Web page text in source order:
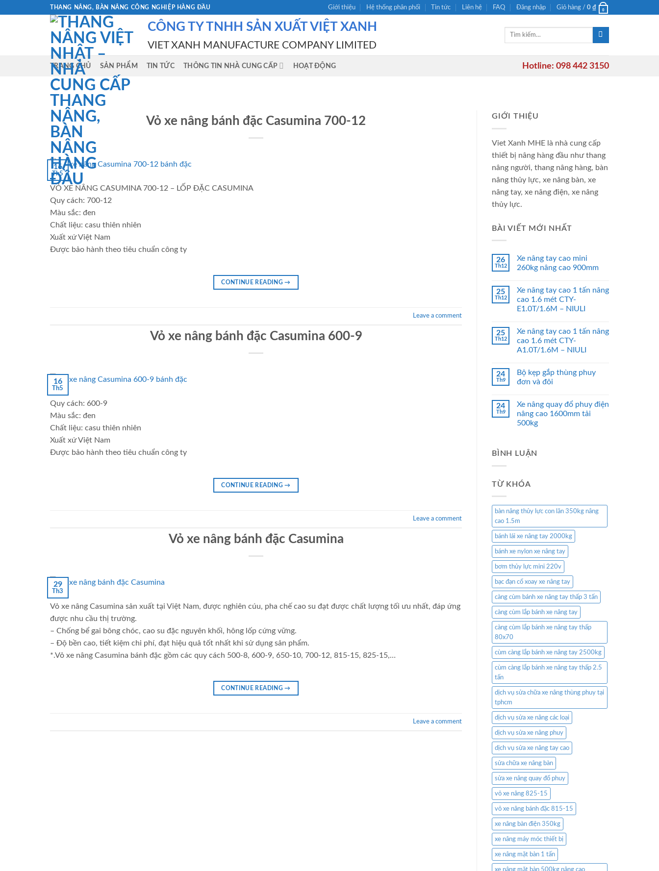
THANG NÂNG, BÀN NÂNG CÔNG NGHIỆP HÀNG ĐẦU Giới thiệu Hệ thống phân phối Tin tức Liên hệ FAQ Đăng nhập Giỏ hàng / 0 ₫ 0
CÔNG TY TNHH SẢN XUẤT VIỆT XANH
VIET XANH MANUFACTURE COMPANY LIMITED
Tìm
TRANG CHỦ SẢN PHẨM TIN TỨC THÔNG TIN NHÀ CUNG CẤP HOẠT ĐỘNG Hotline: 098 442 3150
Vỏ xe nâng bánh đặc Casumina 700-12
16
Th5
VỎ XE NÂNG CASUMINA 700-12 – LỐP ĐẶC CASUMINA
Quy cách: 700-12
Màu sắc: đen
Chất liệu: casu thiên nhiên
Xuất xứ Việt Nam
Được bảo hành theo tiêu chuẩn công ty
CONTINUE READING→
Leave a comment
Vỏ xe nâng bánh đặc Casumina 600-9
16
Th5
Quy cách: 600-9
Màu sắc: đen
Chất liệu: casu thiên nhiên
Xuất xứ Việt Nam
Được bảo hành theo tiêu chuẩn công ty
CONTINUE READING→
Leave a comment
Vỏ xe nâng bánh đặc Casumina
29
Th3
Vỏ xe nâng Casumina sản xuất tại Việt Nam, được nghiên cúu, pha chế cao su đạt được chất lượng tối ưu nhất, đáp ứng
được nhu cầu thị trường.
– Chống bể gai bông chóc, cao su đặc nguyên khối, hông lốp cứng vững.
– Độ bền cao, tiết kiệm chi phí, đạt hiệu quả tốt nhất khi sử dụng sản phẩm.
*.Vỏ xe nâng Casumina bánh đặc gồm các quy cách 500-8, 600-9, 650-10, 700-12, 815-15, 825-15,…
CONTINUE READING→
Leave a comment
GIỚI THIỆU
Viet Xanh MHE là nhà cung cấp
thiết bị nâng hàng đầu như thang
nâng người, thang nâng hàng, bàn
nâng thủy lực, xe nâng bàn, xe
nâng tay, xe nâng điện, xe nâng
thủy lực.
BÀI VIẾT MỚI NHẤT
26
Th12
Xe nâng tay cao mini
260kg nâng cao 900mm
25
Th12
Xe nâng tay cao 1 tấn nâng
cao 1.6 mét CTY-
E1.0T/1.6M – NIULI
25
Th12
Xe nâng tay cao 1 tấn nâng
cao 1.6 mét CTY-
A1.0T/1.6M – NIULI
24
Th9
Bộ kẹp gắp thùng phuy
đơn và đôi
24
Th9
Xe nâng quay đổ phuy điện
nâng cao 1600mm tải
500kg
BÌNH LUẬN
TỪ KHÓA
bàn nâng thủy lực con lăn 350kg nâng
cao 1.5m
bánh lái xe nâng tay 2000kg
bánh xe nylon xe nâng tay
bơm thủy lực mini 220v
bạc đạn cổ xoay xe nâng tay
càng cùm bánh xe nâng tay thấp 3 tấn
càng cùm lắp bánh xe nâng tay
càng cùm lắp bánh xe nâng tay thấp
80x70
cùm càng lắp bánh xe nâng tay 2500kg
cùm càng lắp bánh xe nâng tay thấp 2.5
tấn
dịch vụ sửa chữa xe nâng thùng phuy tại
tphcm
dịch vụ sửa xe nâng các loại
dịch vụ sửa xe nâng phuy
dịch vụ sửa xe nâng tay cao
sửa chữa xe nâng bàn
sửa xe nâng quay đổ phuy
vỏ xe nâng 825-15
vỏ xe nâng bánh đặc 815-15
xe nâng bàn điện 350kg
xe nâng máy móc thiết bị
xe nâng mặt bàn 1 tấn
xe nâng mặt bàn 500kg nâng cao